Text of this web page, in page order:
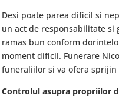
Desi poate parea dificil si
un act de responsabilitate
ramas bun conform
moment dificil. Funerare
funeraliilor si va ofera sprijin
Controlul asupra propriilor